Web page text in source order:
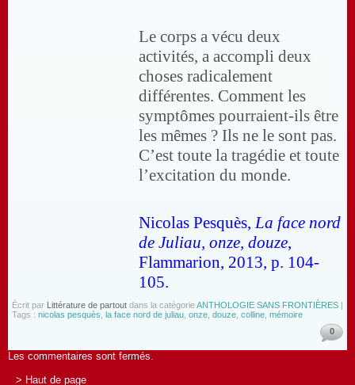
Le corps a vécu deux
activités, a accompli deux
choses radicalement
différentes. Comment les
symptômes pourraient-ils être
les mêmes ? Ils ne le sont pas.
C’est toute la tragédie et toute
l’excitation du monde.
Nicolas Pesquès,La face nord
de Juliau, onze, douze,
Flammarion, 2013, p. 104-
105.
Écrit par Littérature de partout dans la catégorieANTHOLOGIE SANS FRONTIÈRES |
Tags : nicolas pesquès la face nord de juliau onze douze colline mémoire
0
Les commentaires sont fermés.
> Haut de page